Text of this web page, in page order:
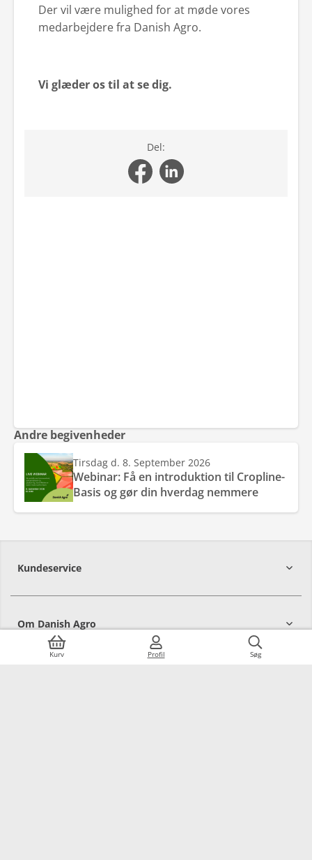
Kurv Profil Søg
Der vil være mulighed for at møde vores
medarbejdere fra Danish Agro.
Vi glæder os til at se dig.
Del:
Andre begivenheder
Tirsdag d. 8. September 2026
Webinar: Få en introduktion til Cropline-
Basis og gør din hverdag nemmere
Kundeservice
Om Danish Agro